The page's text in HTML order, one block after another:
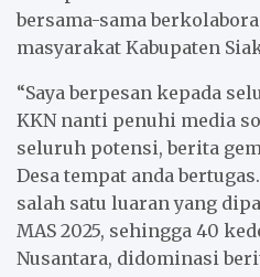
bersama-sama
masyarakat Kabupaten
“Saya berpesan kepada
KKN nanti penuhi media
seluruh potensi, berita
Desa tempat anda
salah satu luaran yang
MAS 2025, sehingga 40
Nusantara, didominasi